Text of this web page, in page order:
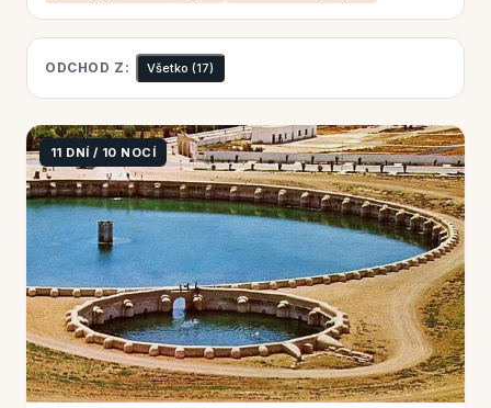
ODCHOD Z: Všetko(17)
11 DNÍ / 10 NOCÍ